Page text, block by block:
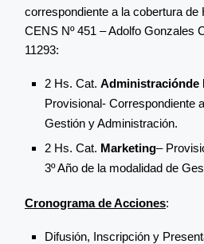
correspondiente a la cobertura
CENS Nº 451 – Adolfo Gonzales
11293:
2 Hs. Cat. Administraciónde
Provisional- Correspondiente
Gestión y Administración.
2 Hs. Cat. Marketing–
3º Año de la modalidad de
Cronograma de Acciones:
Difusión, Inscripción y